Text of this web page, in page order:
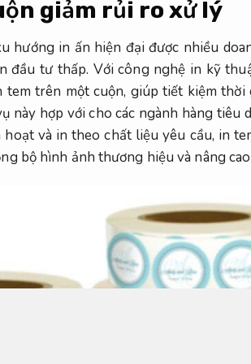
giảm rủi ro xử lý
hướng in ấn hiện đại được nhiều
đầu tư thấp. Với công nghệ in kỹ
trên một cuộn, giúp tiết kiệm
này hợp với cho các ngành hàng tiêu
và in theo chất liệu yêu cầu, in
bộ hình ảnh thương hiệu và nâng